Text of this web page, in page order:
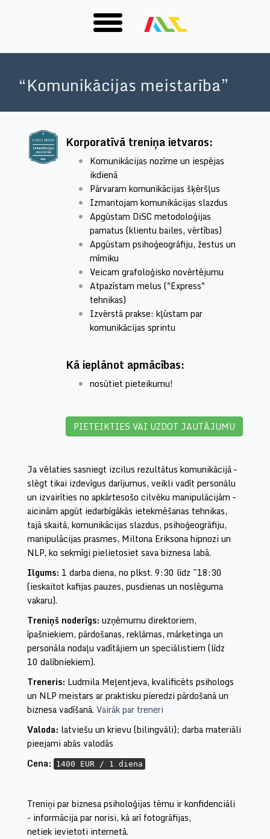
“Komunikācijas meistarība”
Korporatīvā treniņa ietvaros:
Komunikācijas nozīme un iespējas
ikdienā
Pārvaram komunikācijas šķēršļus
Izmantojam komunikācijas slazdus
Apgūstam DiSC metodoloģijas
pamatus (klientu bailes, vērtības)
Apgūstam psihoģeogrāfiju, žestus un
mīmiku
Veicam grafoloģisko novērtējumu
Atpazīstam melus ("Express"
tehnikas)
Izvērstā prakse: kļūstam par
komunikācijas sprintu
Kā ieplānot apmācības:
nosūtiet pieteikumu!
PIETEIKTIES VAI UZDOT JAUTĀJUMU
Ja vēlaties sasniegt izcilus rezultātus komunikācijā –
slēgt tikai izdevīgus darījumus, veikli vadīt personālu
un izvairīties no apkārtesošo cilvēku manipulācijām –
aicinām apgūt iedarbīgākās ietekmēšanas tehnikas,
tajā skaitā, komunikācijas slazdus, psihoģeogrāfiju,
manipulācijas prasmes, Miltona Eriksona hipnozi un
NLP, ko sekmīgi pielietosiet sava biznesa labā.
Ilgums: 1 darba diena, no plkst. 9:30 līdz ~18:30
(ieskaitot kafijas pauzes, pusdienas un noslēguma
vakaru).
Treniņš noderīgs: uzņēmumu direktoriem,
īpašniekiem, pārdošanas, reklāmas, mārketinga un
personāla nodaļu vadītājiem un speciālistiem (līdz
10 dalībniekiem).
Treneris: Ludmila Meļentjeva, kvalificēts psihologs
un NLP meistars ar praktisku pieredzi pārdošanā un
biznesa vadīšanā. Vairāk par treneri
Valoda: latviešu un krievu (bilingvāli); darba materiāli
pieejami abās valodās
Cena:
1400 EUR / 1 diena
Treniņi par biznesa psiholoģijas tēmu ir konfidenciāli
- informācija par norisi, kā arī fotogrāfijas,
netiek ievietoti internetā.